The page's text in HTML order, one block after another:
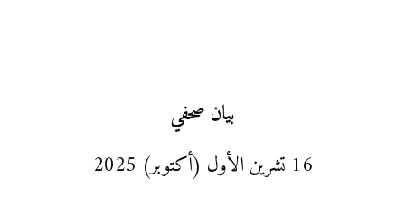
بيان صحفي
16 تشرين الأول (أكتوبر) 2025